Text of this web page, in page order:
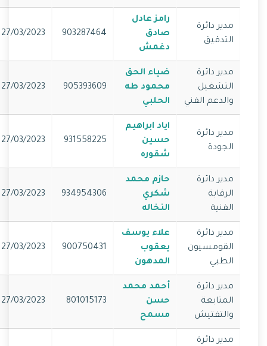
مدير دائرة
التدقيق
رامز عادل
صادق
دغمش
903287464
27/03/2023
مدير دائرة
التشغيل
والدعم الفني
ضياء الحق
محمود طه
الحلبي
905393609
27/03/2023
مدير دائرة
الجودة
اياد ابراهيم
حسين
شقوره
931558225
27/03/2023
مدير دائرة
الرقابة
الفنية
حازم محمد
شكري
النخاله
934954306
27/03/2023
مدير دائرة
القومسيون
الطبي
علاء يوسف
يعقوب
المدهون
900750431
27/03/2023
مدير دائرة
المتابعة
والتفتيش
أحمد محمد
حسن
مسمح
801015173
27/03/2023
مدير دائرة